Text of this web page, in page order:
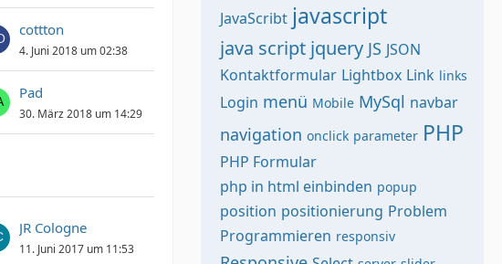
cottton
4. Juni 2018 um 02:38
Pad
30. März 2018 um 14:29
JR Cologne
11. Juni 2017 um 11:53
JavaScribt javascript
java script jquery JS JSON
Kontaktformular Lightbox Link links
Login menü Mobile MySql navbar
navigation onclick parameter PHP
PHP Formular
php in html einbinden popup
position positionierung Problem
Programmieren responsiv